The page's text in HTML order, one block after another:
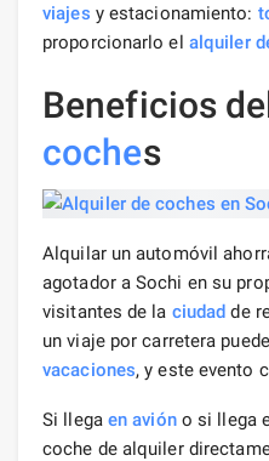
viajes y estacionamiento:
proporcionarlo el alquiler
Beneficios
coches
Alquilar un automóvil
agotador a Sochi en su
visitantes de la ciudad de
un viaje por carretera
vacaciones, y este evento
Si llega en avióno si llega
coche de alquiler